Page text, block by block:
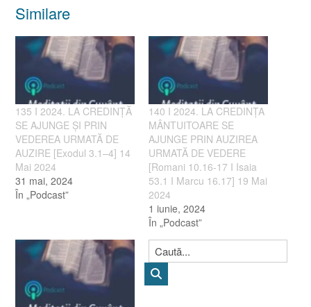
Similare
135 I 2024. LA CREDINȚĂ
SE AJUNGE ȘI PRIN
VEDEREA URMATĂ DE
AUZIRE [Exodul 3.1–4] 14
Mai 2024
31 mai, 2024
În „Podcast”
140 I 2024. LA CREDINȚA
MÂNTUITOARE SE
AJUNGE PRIN AUZIREA
URMATĂ DE VEDERE
[Romani 10.16-17 I Isaia
53.1 I Marcu 16.17] 19 Mai
2024
1 iunie, 2024
În „Podcast”